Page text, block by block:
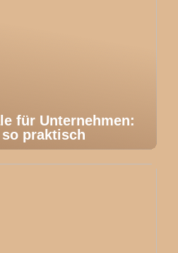
für Unternehmen:
praktisch